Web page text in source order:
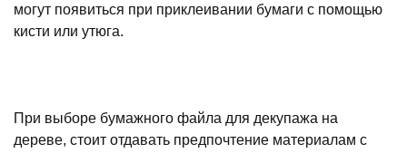
могут появиться при приклеивании бумаги с помощью
кисти или утюга.
При выборе бумажного файла для декупажа на
дереве, стоит отдавать предпочтение материалам с